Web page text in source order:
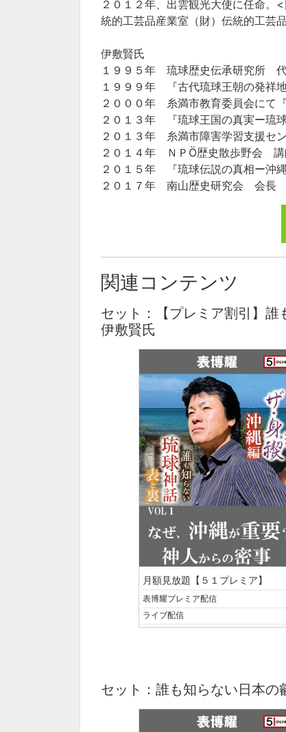
２０１２年、出雲観光大使に任命
統的工芸品産業室（財）伝統的工
伊敷賢氏
１９９５年 琉球歴史伝承研究所
１９９９年 『古代琉球王朝の発祥
２０００年 糸満市教育委員会にて
２０１３年 『琉球王国の真実ー琉
２０１３年 糸満市障害学習支援セ
２０１４年 ＮＰÖ歴史散歩野会 講
２０１５年 『琉球伝説の真相ー沖
２０１７年 南山歴史研究会 会長
関連コンテンツ
セット：【プレミア割引】
伊敷賢氏
月額見放題【５１プレミア】
表博耀プレミア配信
ライブ配信
セット：誰も知らない日本